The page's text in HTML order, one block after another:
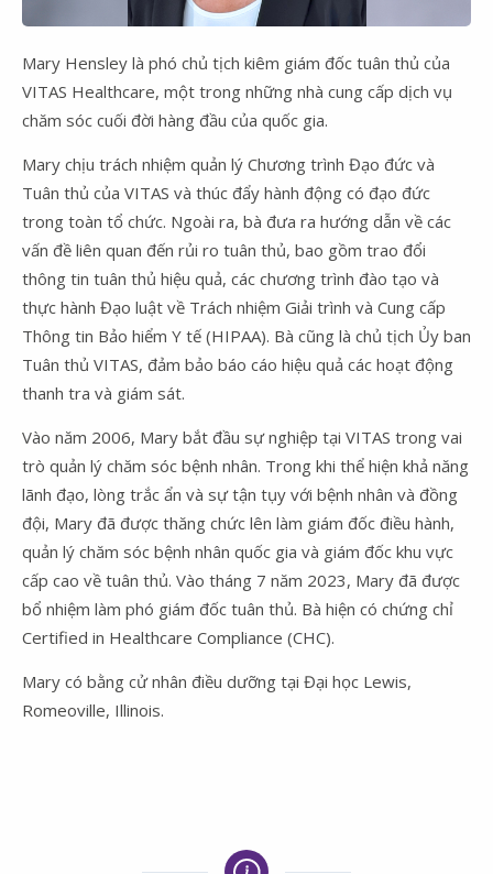
Mary Hensley là phó chủ tịch kiêm giám đốc tuân thủ của
VITAS Healthcare, một trong những nhà cung cấp dịch vụ
chăm sóc cuối đời hàng đầu của quốc gia.
Mary chịu trách nhiệm quản lý Chương trình Đạo đức và
Tuân thủ của VITAS và thúc đẩy hành động có đạo đức
trong toàn tổ chức. Ngoài ra, bà đưa ra hướng dẫn về các
vấn đề liên quan đến rủi ro tuân thủ, bao gồm trao đổi
thông tin tuân thủ hiệu quả, các chương trình đào tạo và
thực hành Đạo luật về Trách nhiệm Giải trình và Cung cấp
Thông tin Bảo hiểm Y tế (HIPAA). Bà cũng là chủ tịch Ủy ban
Tuân thủ VITAS, đảm bảo báo cáo hiệu quả các hoạt động
thanh tra và giám sát.
Vào năm 2006, Mary bắt đầu sự nghiệp tại VITAS trong vai
trò quản lý chăm sóc bệnh nhân. Trong khi thể hiện khả năng
lãnh đạo, lòng trắc ẩn và sự tận tụy với bệnh nhân và đồng
đội, Mary đã được thăng chức lên làm giám đốc điều hành,
quản lý chăm sóc bệnh nhân quốc gia và giám đốc khu vực
cấp cao về tuân thủ. Vào tháng 7 năm 2023, Mary đã được
bổ nhiệm làm phó giám đốc tuân thủ. Bà hiện có chứng chỉ
Certified in Healthcare Compliance (CHC).
Mary có bằng cử nhân điều dưỡng tại Đại học Lewis,
Romeoville, Illinois.